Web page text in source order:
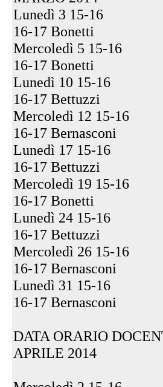
Lunedì 3 15-16
16-17 Bonetti
Mercoledì 5 15-16
16-17 Bonetti
Lunedì 10 15-16
16-17 Bettuzzi
Mercoledì 12 15-16
16-17 Bernasconi
Lunedì 17 15-16
16-17 Bettuzzi
Mercoledì 19 15-16
16-17 Bonetti
Lunedì 24 15-16
16-17 Bettuzzi
Mercoledì 26 15-16
16-17 Bernasconi
Lunedì 31 15-16
16-17 Bernasconi
DATA ORARIO
APRILE 2014